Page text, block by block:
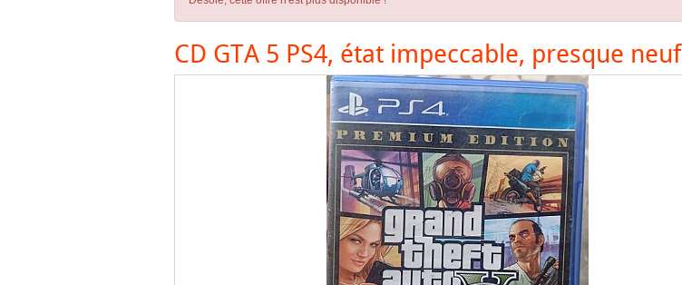
CD GTA 5 PS4, état impeccable, presque neuf